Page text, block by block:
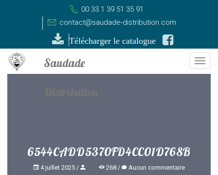
00 33 1 39 51 35 91
contact@saudade-distribution.com
Télécharger le catalogue
6544CADD5370FD4CC01D768B
4 juillet 2025 268 Aucun commentaire